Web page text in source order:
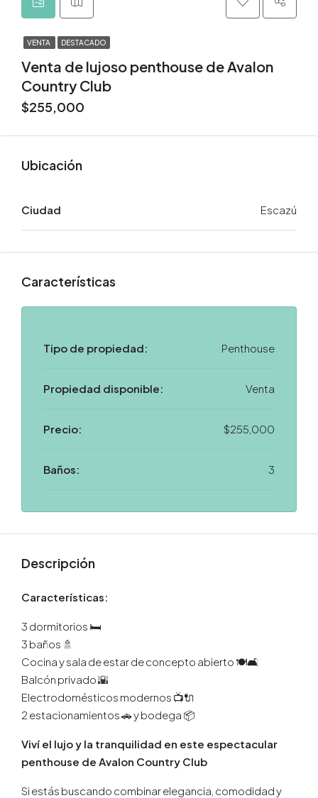
VENTA DESTACADO
Venta de lujoso penthouse de Avalon
Country Club
$255,000
Ciudad Escazú
Tipo de propiedad: Penthouse
Propiedad disponible: Venta
Precio: $255,000
Baños: 3
Descripción
Características:
3 dormitorios 🛏️
3 baños 🚿
Cocina y sala de estar de concepto abierto 🍽️🛋️
Balcón privado 🌇
Electrodomésticos modernos 📺🔌
2 estacionamientos 🚗 y bodega 📦
Viví el lujo y la tranquilidad en este espectacular
penthouse de Avalon Country Club
Si estás buscando combinar elegancia, comodidad y